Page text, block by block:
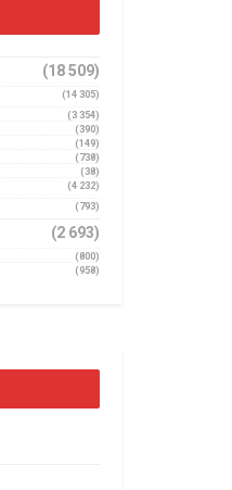
(18 509)
(14 305)
(3 354)
(390)
(149)
(738)
(38)
(4 232)
(793)
(2 693)
(800)
(958)